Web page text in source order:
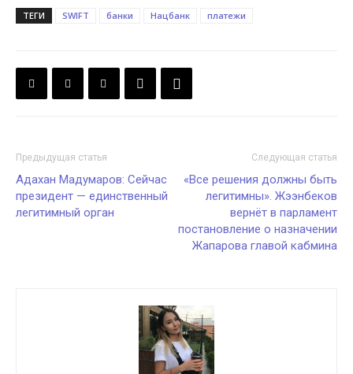
ТЕГИ SWIFT банки Нацбанк платежи
Предыдущая статья
Адахан Мадумаров: Сейчас
президент — единственный
легитимный орган
Следующая статья
«Все решения должны быть
легитимны». Жээнбеков
вернёт в парламент
постановление о назначении
Жапарова главой кабмина